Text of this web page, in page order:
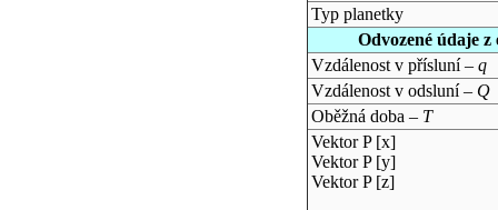
Typ planetky
Odvozené údaje
Vzdálenost v přísluní – q
Vzdálenost v odsluní – Q
Oběžná doba – T
Vektor P [x]
Vektor P [y]
Vektor P [z]